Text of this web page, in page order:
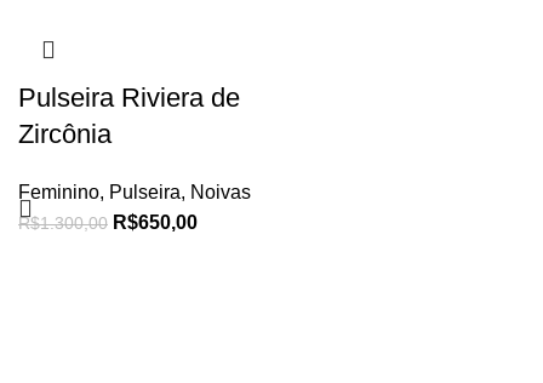
Pulseira Riviera de
Zircônia
Feminino, Pulseira, Noivas
R$1.300,00 R$650,00